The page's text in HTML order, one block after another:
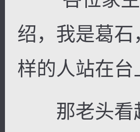
绍，我是葛石
样的人站在台
那老头看起